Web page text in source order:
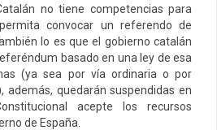
no tiene competencias para
convocar un referendo de
lo es que el gobierno catalán
basado en una ley de esa
(ya sea por vía ordinaria o por
además, quedarán suspendidas en
acepte los recursos
de España.